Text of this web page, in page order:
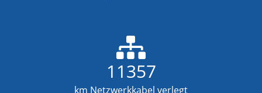
11357
km Netzwerkkabel verlegt